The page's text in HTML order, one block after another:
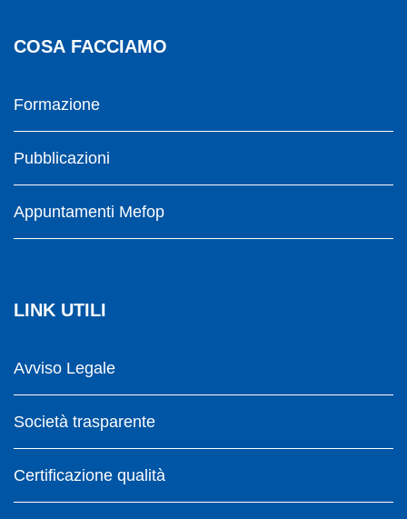
COSA FACCIAMO
Formazione
Pubblicazioni
Appuntamenti Mefop
LINK UTILI
Avviso Legale
Società trasparente
Certificazione qualità